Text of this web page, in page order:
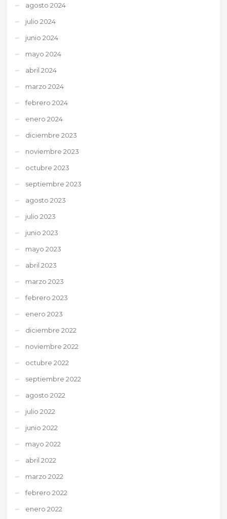
agosto 2024
julio 2024
junio 2024
mayo 2024
abril 2024
marzo 2024
febrero 2024
enero 2024
diciembre 2023
noviembre 2023
octubre 2023
septiembre 2023
agosto 2023
julio 2023
junio 2023
mayo 2023
abril 2023
marzo 2023
febrero 2023
enero 2023
diciembre 2022
noviembre 2022
octubre 2022
septiembre 2022
agosto 2022
julio 2022
junio 2022
mayo 2022
abril 2022
marzo 2022
febrero 2022
enero 2022